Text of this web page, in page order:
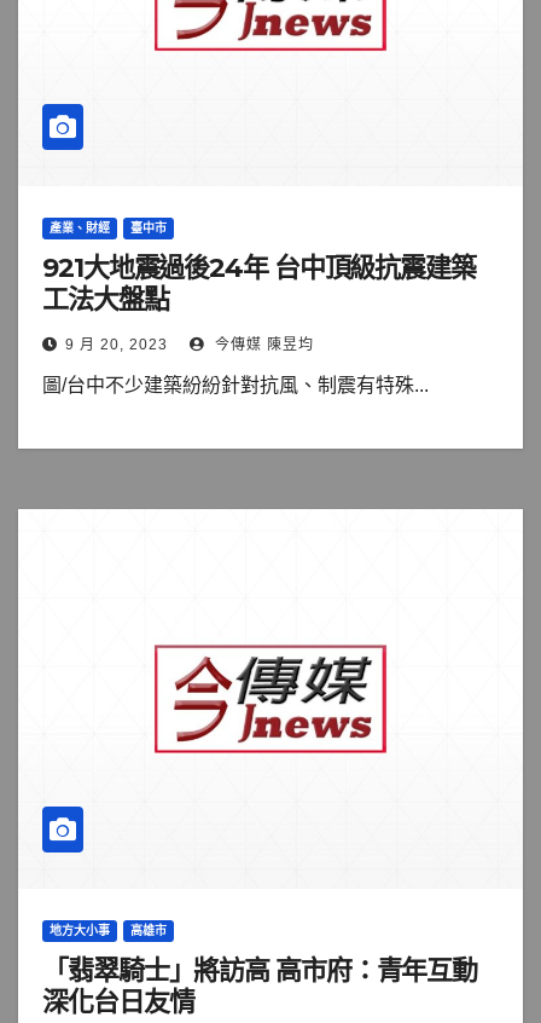
產業、財經 臺中市
921大地震過後24年 台中頂級抗震建築
工法大盤點
9 月 20, 2023 今傳媒 陳昱均
圖/台中不少建築紛紛針對抗風、制震有特殊...
地方大小事 高雄市
「翡翠騎士」將訪高 高市府：青年互動
深化台日友情